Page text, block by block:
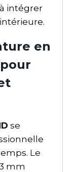
intégrer
en
se
Le
mm